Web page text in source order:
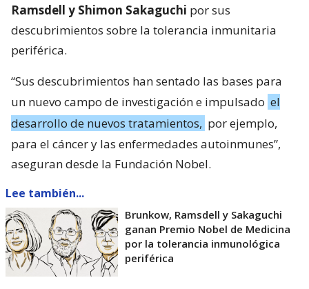
Ramsdell y Shimon Sakaguchi por sus
descubrimientos sobre la tolerancia inmunitaria
periférica.
“Sus descubrimientos han sentado las bases para
un nuevo campo de investigación e impulsado el
desarrollo de nuevos tratamientos, por ejemplo,
para el cáncer y las enfermedades autoinmunes”,
aseguran desde la Fundación Nobel.
Lee también...
Brunkow, Ramsdell y Sakaguchi
ganan Premio Nobel de Medicina
por la tolerancia inmunológica
periférica